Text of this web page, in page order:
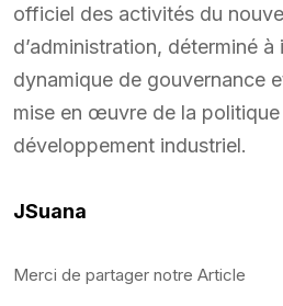
officiel des activités du
d’administration, déterminé
dynamique de gouvernance
mise en œuvre de la
développement industriel.
JSuana
Merci de partager notre Article